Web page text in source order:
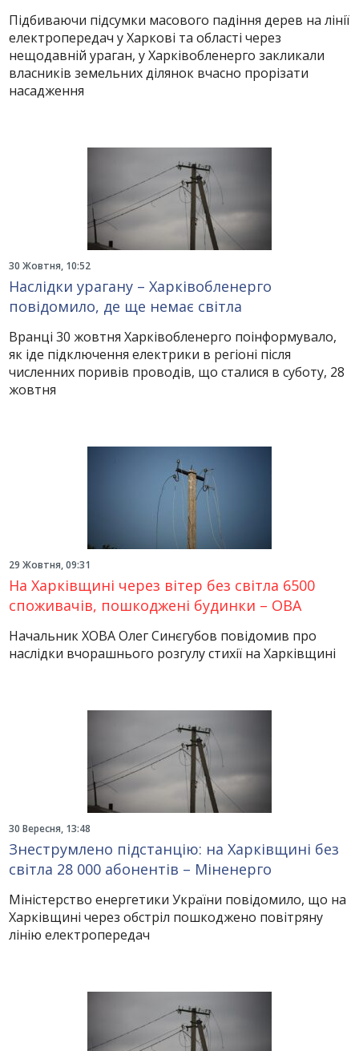
Підбиваючи підсумки масового падіння дерев на лінії
електропередач у Харкові та області через
нещодавній ураган, у Харківобленерго закликали
власників земельних ділянок вчасно прорізати
насадження
30 Жовтня, 10:52
Наслідки урагану – Харківобленерго
повідомило, де ще немає світла
Вранці 30 жовтня Харківобленерго поінформувало,
як іде підключення електрики в регіоні після
численних поривів проводів, що сталися в суботу, 28
жовтня
29 Жовтня, 09:31
На Харківщині через вітер без світла 6500
споживачів, пошкоджені будинки – ОВА
Начальник ХОВА Олег Синєгубов повідомив про
наслідки вчорашнього розгулу стихії на Харківщині
30 Вересня, 13:48
Знеструмлено підстанцію: на Харківщині без
світла 28 000 абонентів – Міненерго
Міністерство енергетики України повідомило, що на
Харківщині через обстріл пошкоджено повітряну
лінію електропередач